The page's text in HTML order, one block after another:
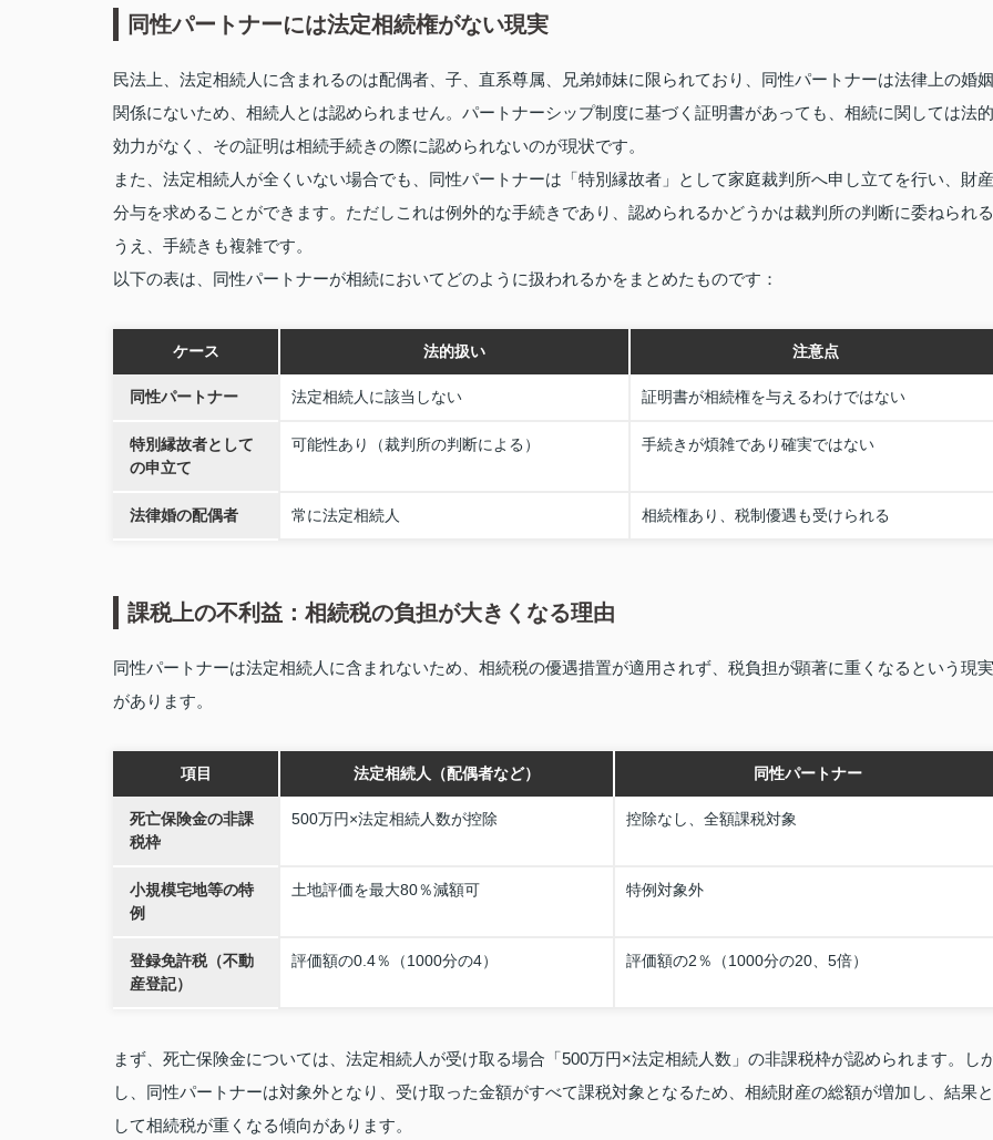
同性パートナーには法定相続権がない現実
民法上、法定相続人に含まれるのは配偶者、子、直系尊属、兄弟姉妹に限られており、同性パートナーは法律上の婚姻
関係にないため、相続人とは認められません。パートナーシップ制度に基づく証明書があっても、相続に関しては法的
効力がなく、その証明は相続手続きの際に認められないのが現状です。
また、法定相続人が全くいない場合でも、同性パートナーは「特別縁故者」として家庭裁判所へ申し立てを行い、財産
分与を求めることができます。ただしこれは例外的な手続きであり、認められるかどうかは裁判所の判断に委ねられる
うえ、手続きも複雑です。
以下の表は、同性パートナーが相続においてどのように扱われるかをまとめたものです：
ケース 法的扱い 注意点
同性パートナー 法定相続人に該当しない 証明書が相続権を与えるわけではない
特別縁故者として
の申立て
可能性あり（裁判所の判断による） 手続きが煩雑であり確実ではない
法律婚の配偶者 常に法定相続人 相続権あり、税制優遇も受けられる
課税上の不利益：相続税の負担が大きくなる理由
同性パートナーは法定相続人に含まれないため、相続税の優遇措置が適用されず、税負担が顕著に重くなるという現実
があります。
項目 法定相続人（配偶者など） 同性パートナー
死亡保険金の非課
税枠
500万円×法定相続人数が控除 控除なし、全額課税対象
小規模宅地等の特
例
土地評価を最大80％減額可 特例対象外
登録免許税（不動
産登記）
評価額の0.4％（1000分の4） 評価額の2％（1000分の20、5倍）
まず、死亡保険金については、法定相続人が受け取る場合「500万円×法定相続人数」の非課税枠が認められます。し
し、同性パートナーは対象外となり、受け取った金額がすべて課税対象となるため、相続財産の総額が増加し、結果と
して相続税が重くなる傾向があります。